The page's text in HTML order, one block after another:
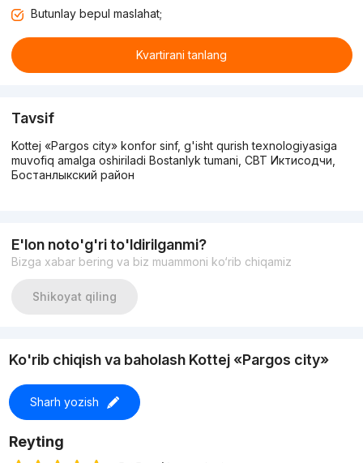
Butunlay bepul maslahat;
Kvartirani tanlang
Tavsif
Kottej «Pargos city» konfor sinf, g'isht qurish texnologiyasiga
muvofiq amalga oshiriladi Bostanlyk tumani, СВТ Иктисодчи,
Бостанлыкский район
E'lon noto'g'ri to'ldirilganmi?
Bizga xabar bering va biz muammoni ko‘rib chiqamiz
Shikoyat qiling
Ko'rib chiqish va baholash Kottej «Pargos city»
Sharh yozish
Reyting